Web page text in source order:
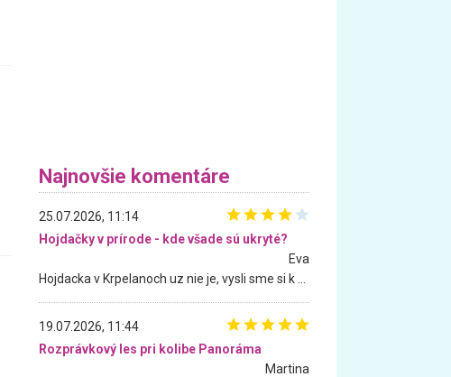
Najnovšie komentáre
25.07.2026, 11:14
Hojdačky v prírode - kde všade sú ukryté?
Eva
19.07.2026, 11:44
Rozprávkový les pri kolibe Panoráma
Martina